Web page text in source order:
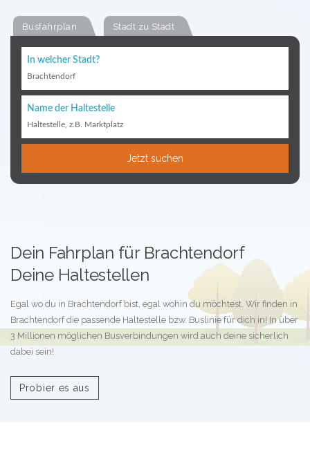
Busfahrplan Stadt zu Stadt
In welcher Stadt?
Brachtendorf
Name der Haltestelle
Haltestelle, z.B. Marktplatz
Jetzt suchen
Dein Fahrplan für Brachtendorf
Deine Haltestellen
Egal wo du in Brachtendorf bist, egal wohin du möchtest. Wir finden in
Brachtendorf die passende Haltestelle bzw. Buslinie für dich in! In über
3 Millionen möglichen Busverbindungen wird auch deine sicherlich
dabei sein!
Probier es aus